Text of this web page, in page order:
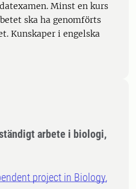
Minst en kurs
ska ha genomförts
Kunskaper i engelska
arbete i biologi,
project in Biology,